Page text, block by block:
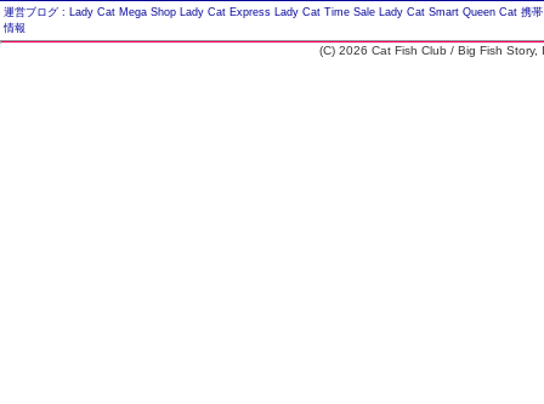
運営ブログ : Lady Cat Mega Shop Lady Cat Express Lady Cat Time Sale Lady Cat Smart Queen Cat 携
情報
(C) 2026 Cat Fish Club / Big Fish Story,